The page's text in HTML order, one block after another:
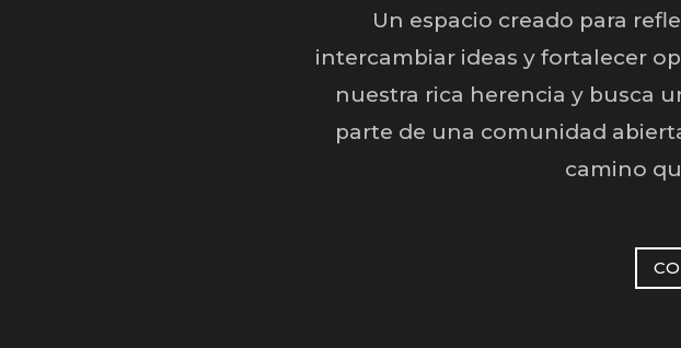
Un espacio creado para
intercambiar ideas y fortalecer
nuestra rica herencia y busca
parte de una comunidad
camino